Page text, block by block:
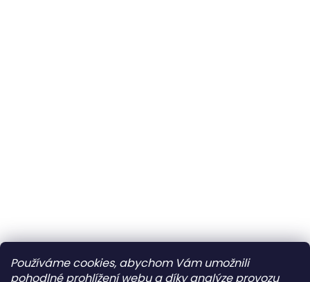
Používáme cookies, abychom Vám umožnili
pohodlné prohlížení webu a díky analýze provozu